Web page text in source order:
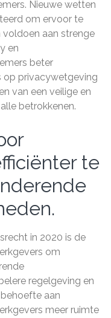
Nieuwe wetten
om ervoor te
aan strenge
en
beter
op privacywetgeving
van een veilige en
betrokkenen.
te
in 2020 is de
om
regelgeving en
aan
meer ruimte